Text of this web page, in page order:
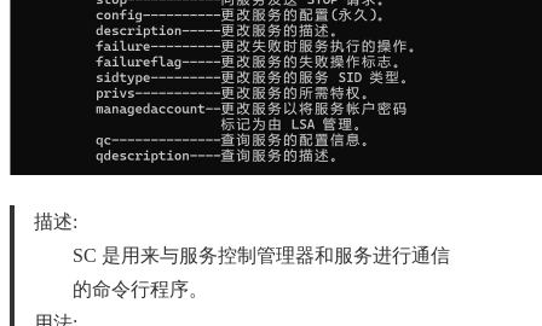
描述:
SC 是用来与服务控制管理器和服务进行通信
的命令行程序。